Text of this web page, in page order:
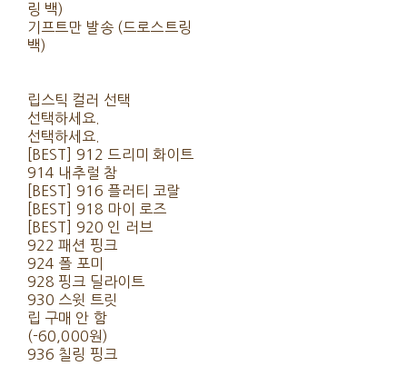
링 백)
기프트만 발송 (드로스트링
백)
립스틱 컬러 선택
선택하세요.
선택하세요.
[BEST] 912 드리미 화이트
914 내추럴 참
[BEST] 916 플러티 코랄
[BEST] 918 마이 로즈
[BEST] 920 인 러브
922 패션 핑크
924 폴 포미
928 핑크 딜라이트
930 스윗 트릿
립 구매 안 함
(-60,000원)
936 칠링 핑크